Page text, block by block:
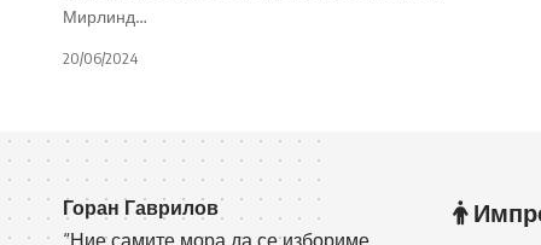
Мирлинд…
20/06/2024
Горан Гаврилов
“Ние самите мора да се избориме